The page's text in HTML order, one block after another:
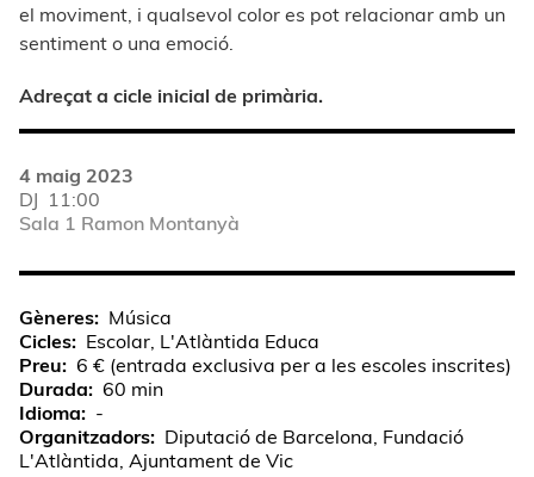
el moviment, i qualsevol color es pot relacionar amb un
sentiment o una emoció.
Adreçat a cicle inicial de primària.
4 maig 2023
DJ 11:00
Sala 1 Ramon Montanyà
Gèneres
Música
Cicles
Escolar, L'Atlàntida Educa
Preu
6 € (entrada exclusiva per a les escoles inscrites)
Durada
60 min
Idioma
-
Organitzadors
Diputació de Barcelona, Fundació
L'Atlàntida, Ajuntament de Vic